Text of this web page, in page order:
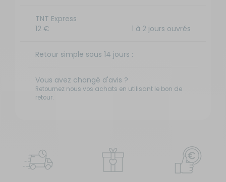
TNT Express
12 €
1 à 2 jours ouvrés
Retour simple sous 14 jours :
Vous avez changé d'avis ?
Retournez nous vos achats en utilisant le bon de
retour.